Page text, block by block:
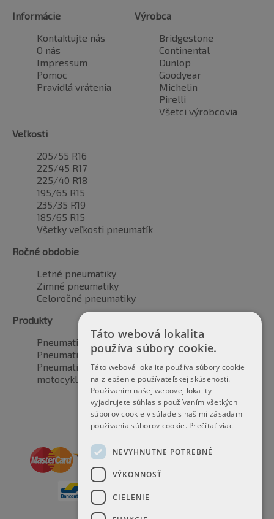
Informácie
Kontaktujte nás
O nás
Impressum
Pomoc
Pravidlá vrátenia
Výrobca
Bridgestone
Continental
Dunlop
Goodyear
Michelin
Pirelli
Všetci výrobcovia
Veľkosti
205/55 R16
225/45 R17
225/40 R18
195/65 R15
235/35 R19
185/65 R15
Všetky veľkosti pneumatík
Ročné obdobie
Letné pneumatiky
Zimné pneumatiky
Celoročné pneumatiky
Produkty
Pneumatiky pre automobily
Pneumatiky pre SUV / 4x4
Pneumatiky pre dodávku
motocyklové pneumatiky
Táto webová lokalita
používa súbory cookie.
Táto webová lokalita používa súbory cookie
na zlepšenie používateľskej skúsenosti.
Používaním našej webovej lokality
vyjadrujete súhlas s používaním všetkých
súborov cookie v súlade s našimi zásadami
používania súborov cookie. Prečítať viac
NEVYHNUTNE POTREBNÉ
VÝKONNOSŤ
CIELENIE